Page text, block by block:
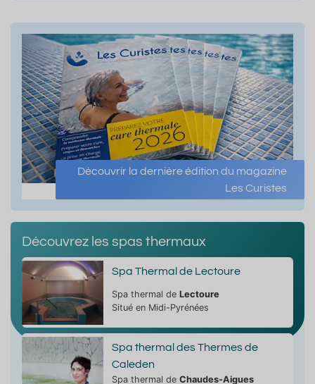
Découvrir la dernière édition du magazine
Les Curistes
Découvrez les spas thermaux
Spa Thermal de Lectoure
Spa thermal de Lectoure
Situé en Midi-Pyrénées
Spa thermal des Thermes de
Caleden
Spa thermal de Chaudes-Aigues